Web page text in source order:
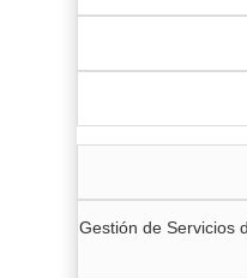
Gestión de Servicios